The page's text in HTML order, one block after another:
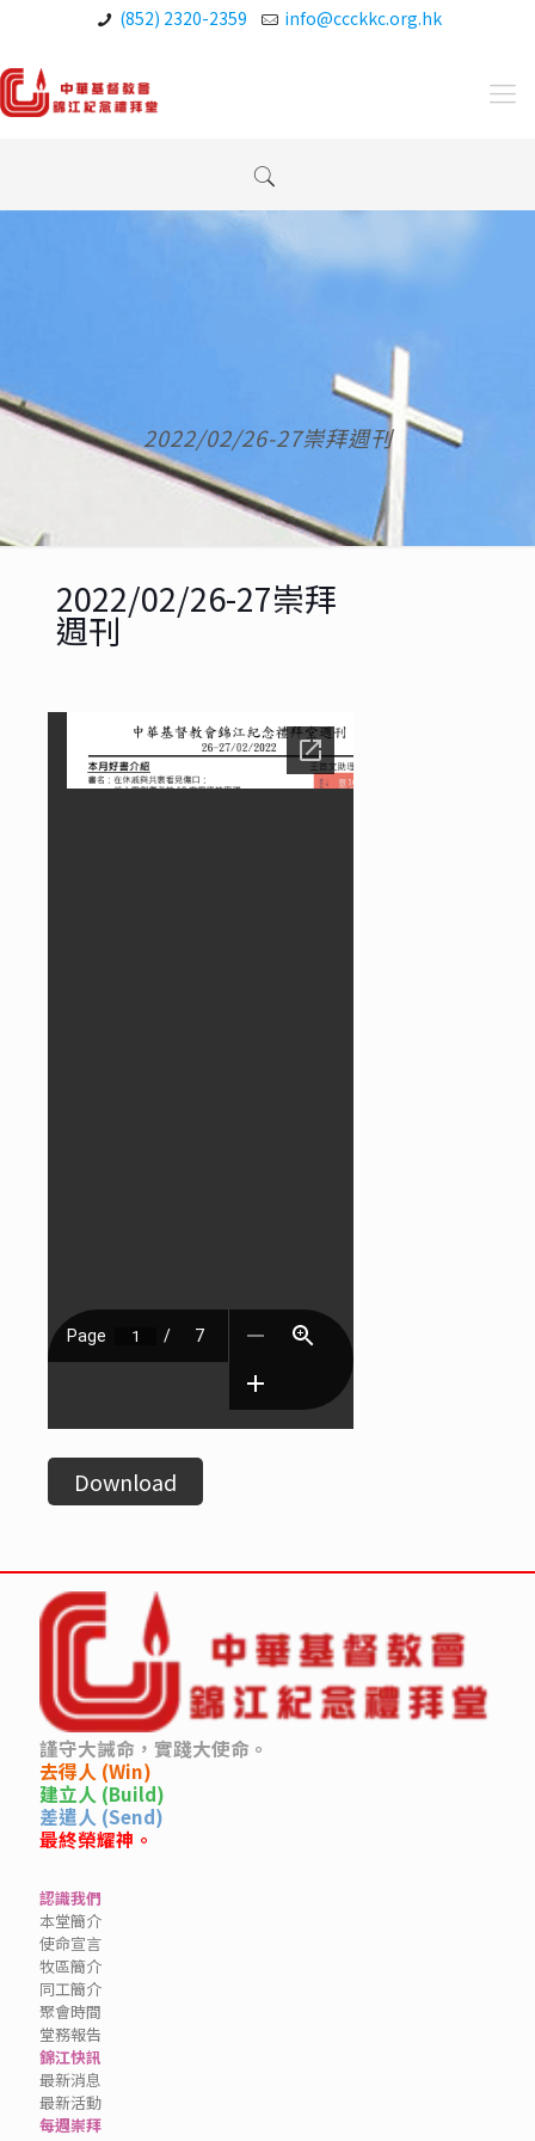
(852) 2320-2359 info@ccckkc.org.hk
2022/02/26-27崇拜週刊
2022/02/26-27崇拜
週刊
Download
謹守大誡命，實踐大使命。
去得人 (Win)
建立人 (Build)
差遣人 (Send)
最終榮耀神。
認識我們
本堂簡介
使命宣言
牧區簡介
同工簡介
聚會時間
堂務報告
錦江快訊
最新消息
最新活動
每週崇拜